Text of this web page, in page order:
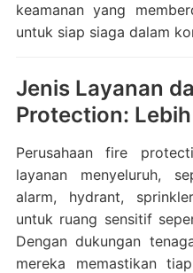
keamanan yang
untuk siap siaga dalam
Jenis Layanan
Protection:
Perusahaan fire
layanan menyeluruh,
alarm, hydrant,
untuk ruang sensitif
Dengan dukungan
mereka memastikan